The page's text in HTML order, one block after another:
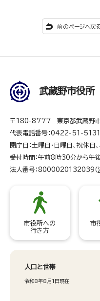
前のページへ戻
武蔵野市役所
〒180-8777 東京都武蔵野
代表電話番号：0422-51-5131
閉庁日：土曜日・日曜日、祝休
受付時間：午前8時30分から午
法人番号：8000020132039（
市役所への
行き方
市
人口と世帯
令和8年8月1日現在